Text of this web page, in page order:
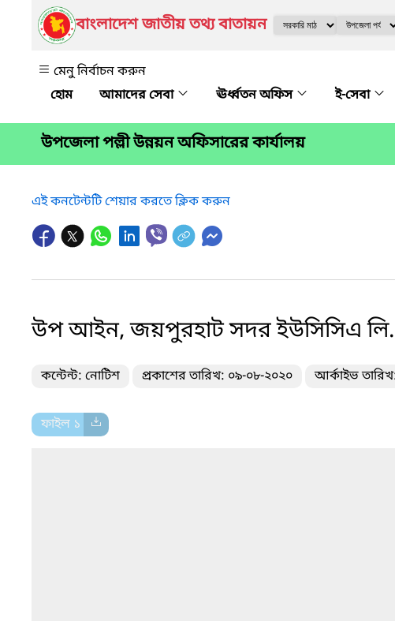
বাংলাদেশ জাতীয় তথ্য বাতায়ন
মেনু নির্বাচন করুন
আমাদের সেবা
ঊর্ধ্বতন অফিস ই-সেবা
উপজেলা পল্লী উন্নয়ন অফিসারের কার্যালয়
এই কনটেন্টটি শেয়ার করতে ক্লিক করুন
উপ আইন, জয়পুরহাট সদর ইউসিসিএ লি.
কন্টেন্ট: নোটিশ প্রকাশের তারিখ: ০৯-০৮-২০২০ আর্কাইভ
ফাইল ১